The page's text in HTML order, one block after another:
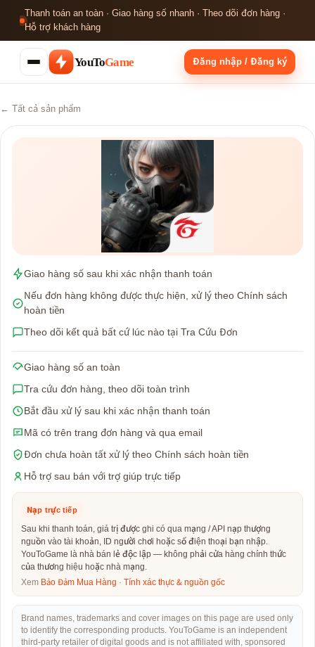
Thanh toán an toàn · Giao hàng số nhanh · Theo dõi đơn hàng ·
Hỗ trợ khách hàng
YouToGame Đăng nhập / Đăng ký
← Tất cả sản phẩm
Giao hàng số sau khi xác nhận thanh toán
Nếu đơn hàng không được thực hiện, xử lý theo Chính sách
hoàn tiền
Theo dõi kết quả bất cứ lúc nào tại Tra Cứu Đơn
Giao hàng số an toàn
Tra cứu đơn hàng, theo dõi toàn trình
Bắt đầu xử lý sau khi xác nhận thanh toán
Mã có trên trang đơn hàng và qua email
Đơn chưa hoàn tất xử lý theo Chính sách hoàn tiền
Hỗ trợ sau bán với trợ giúp trực tiếp
Nạp trực tiếp
Sau khi thanh toán, giá trị được ghi có qua mạng / API nạp thượng
nguồn vào tài khoản, ID người chơi hoặc số điện thoại bạn nhập.
YouToGame là nhà bán lẻ độc lập — không phải cửa hàng chính thức
của thương hiệu hoặc nhà mạng.
Xem Bảo Đảm Mua Hàng · Tính xác thực & nguồn gốc
Brand names, trademarks and cover images on this page are used only
to identify the corresponding products. YouToGame is an independent
third-party retailer of digital goods and is not affiliated with, sponsored